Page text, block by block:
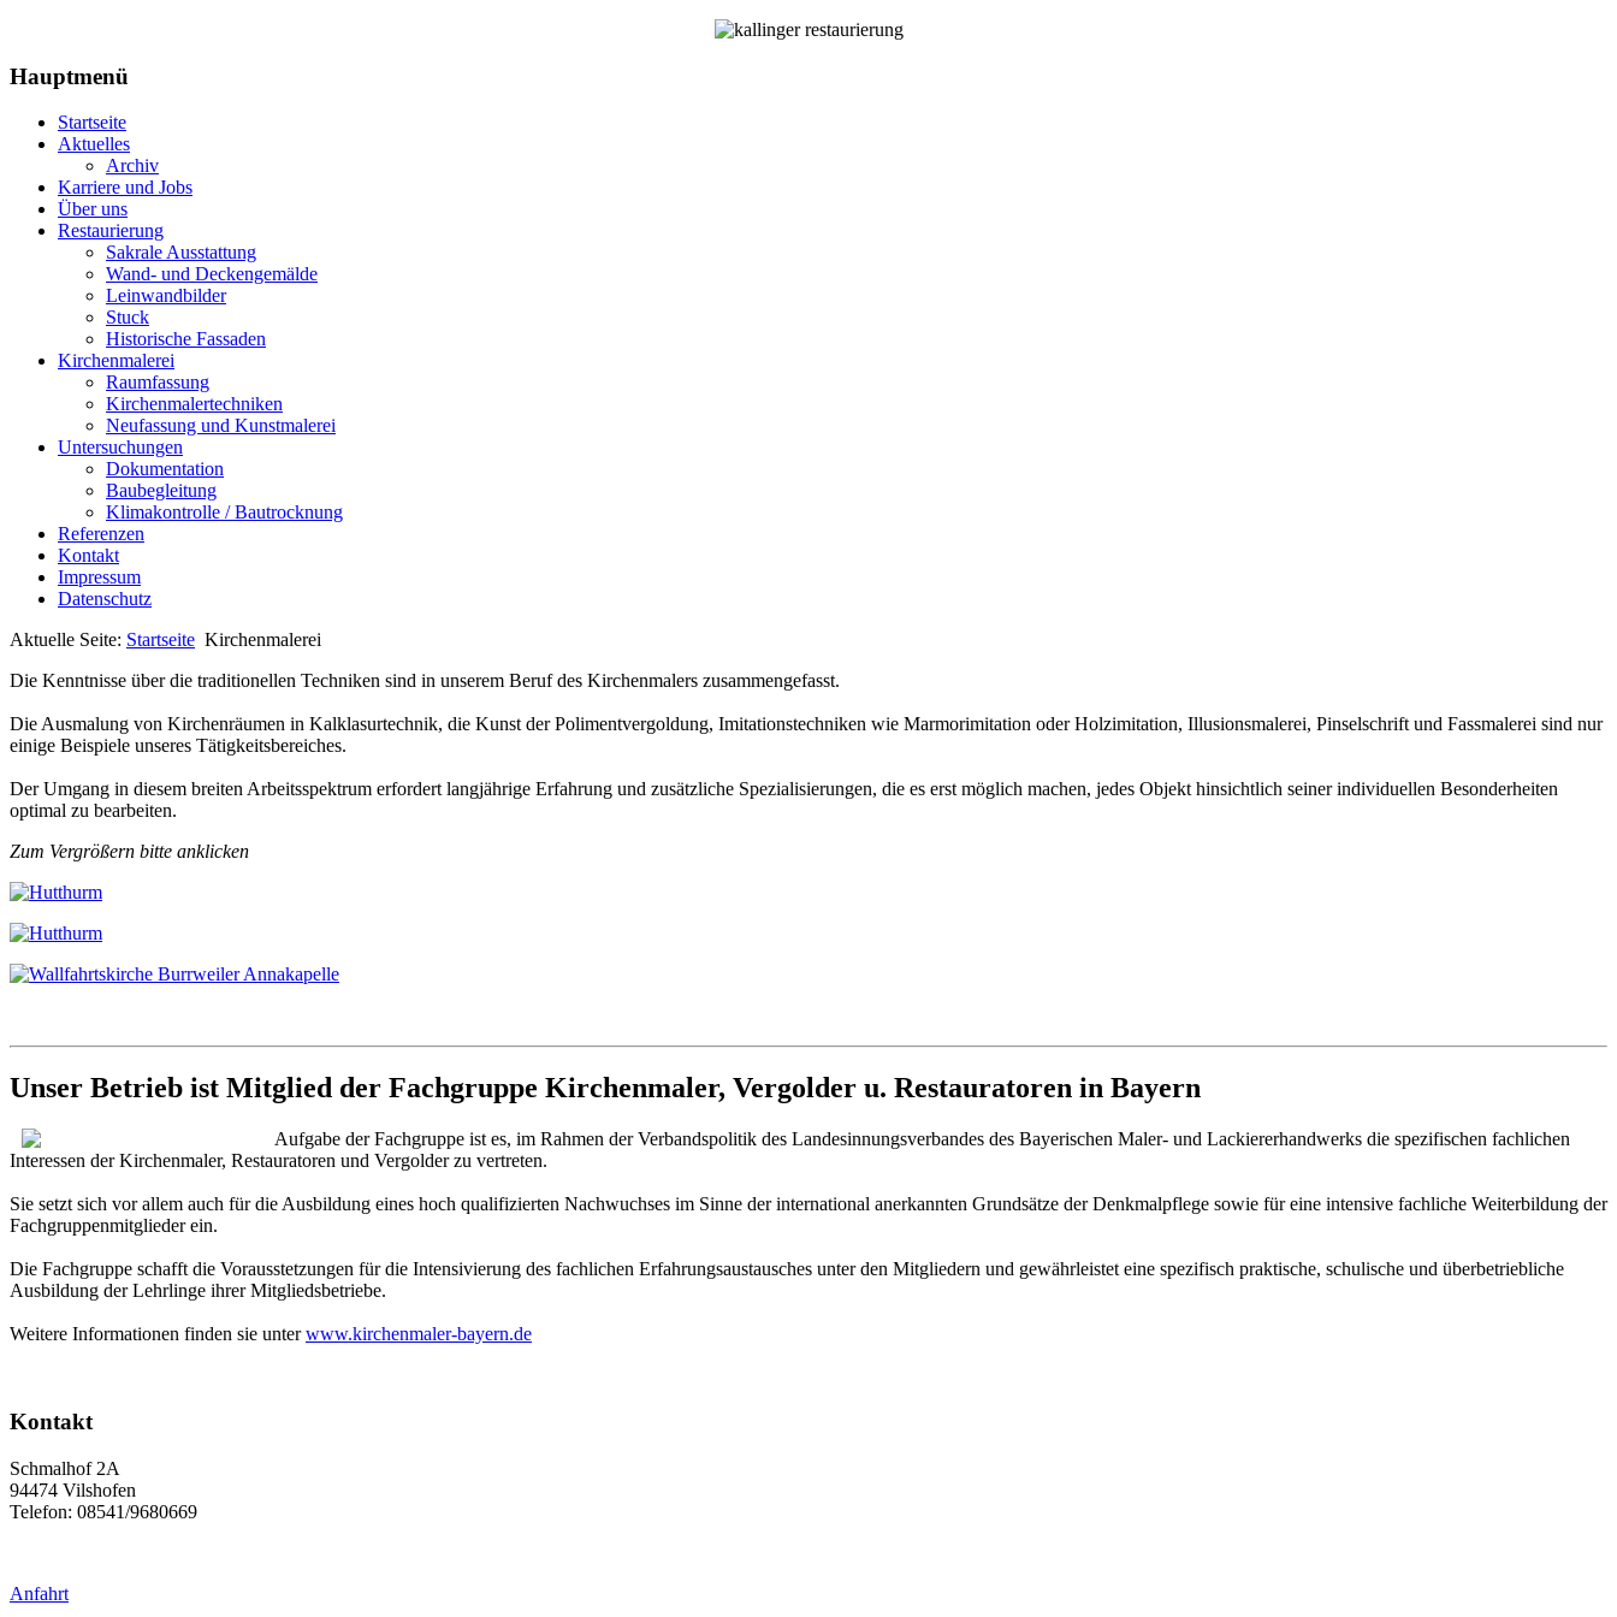
Hauptmenü
Startseite
Aktuelles
Archiv
Karriere und Jobs
Über uns
Restaurierung
Sakrale Ausstattung
Wand- und Deckengemälde
Leinwandbilder
Stuck
Historische Fassaden
Kirchenmalerei
Raumfassung
Kirchenmalertechniken
Neufassung und Kunstmalerei
Untersuchungen
Dokumentation
Baubegleitung
Klimakontrolle / Bautrocknung
Referenzen
Kontakt
Impressum
Datenschutz
Aktuelle Seite: Startseite Kirchenmalerei
Die Kenntnisse über die traditionellen Techniken sind in unserem Beruf des Kirchenmalers zusammengefasst.
Die Ausmalung von Kirchenräumen in Kalklasurtechnik, die Kunst der Polimentvergoldung, Imitationstechniken wie Marmorimitation oder Holzimitation, Illusionsmalerei, Pinselschrift und Fassmalerei sind nur
einige Beispiele unseres Tätigkeitsbereiches.
Der Umgang in diesem breiten Arbeitsspektrum erfordert langjährige Erfahrung und zusätzliche Spezialisierungen, die es erst möglich machen, jedes Objekt hinsichtlich seiner individuellen Besonderheiten
optimal zu bearbeiten.
Zum Vergrößern bitte anklicken
Unser Betrieb ist Mitglied der Fachgruppe Kirchenmaler, Vergolder u. Restauratoren in Bayern
Aufgabe der Fachgruppe ist es, im Rahmen der Verbandspolitik des Landesinnungsverbandes des Bayerischen Maler- und Lackiererhandwerks die spezifischen fachlichen
Interessen der Kirchenmaler, Restauratoren und Vergolder zu vertreten.
Sie setzt sich vor allem auch für die Ausbildung eines hoch qualifizierten Nachwuchses im Sinne der international anerkannten Grundsätze der Denkmalpflege sowie für eine intensive fachliche Weiterbildung der
Fachgruppenmitglieder ein.
Die Fachgruppe schafft die Vorausstetzungen für die Intensivierung des fachlichen Erfahrungsaustausches unter den Mitgliedern und gewährleistet eine spezifisch praktische, schulische und überbetriebliche
Ausbildung der Lehrlinge ihrer Mitgliedsbetriebe.
Weitere Informationen finden sie unterwww.kirchenmaler-bayern.de
Kontakt
Schmalhof 2A
94474 Vilshofen
Telefon: 08541/9680669
Anfahrt